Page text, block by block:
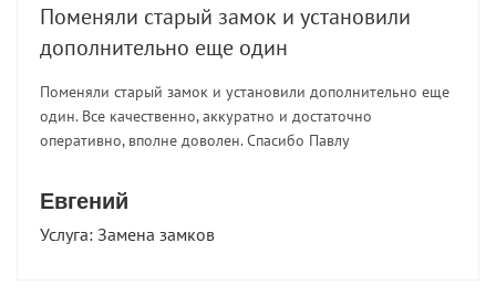
Поменяли старый замок и установили
дополнительно еще один
Поменяли старый замок и установили дополнительно еще
один. Все качественно, аккуратно и достаточно
оперативно, вполне доволен. Спасибо Павлу
Евгений
Услуга: Замена замков